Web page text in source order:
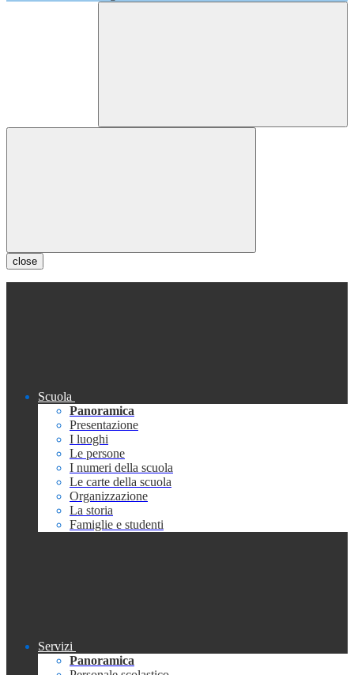
close
Scuola
Panoramica
Presentazione
I luoghi
Le persone
I numeri della scuola
Le carte della scuola
Organizzazione
La storia
Famiglie e studenti
Servizi
Panoramica